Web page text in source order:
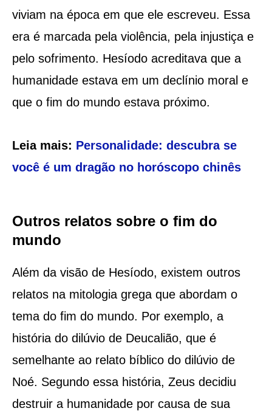
viviam na época em que ele escreveu. Essa
era é marcada pela violência, pela injustiça e
pelo sofrimento. Hesíodo acreditava que a
humanidade estava em um declínio moral e
que o fim do mundo estava próximo.
Leia mais: Personalidade: descubra se
você é um dragão no horóscopo chinês
Outros relatos sobre o fim do
mundo
Além da visão de Hesíodo, existem outros
relatos na mitologia grega que abordam o
tema do fim do mundo. Por exemplo, a
história do dilúvio de Deucalião, que é
semelhante ao relato bíblico do dilúvio de
Noé. Segundo essa história, Zeus decidiu
destruir a humanidade por causa de sua